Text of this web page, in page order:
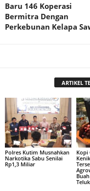
Baru 146 Koperasi
Bermitra Dengan
Perkebunan Kelapa
ARTIKEL
Polres Kutim Musnahkan
Narkotika Sabu Senilai
Rp1,3 Miliar
Kopi